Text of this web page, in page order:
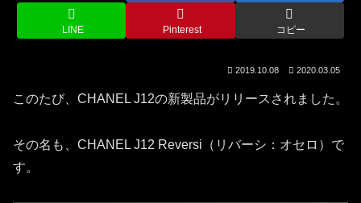
LINE Pinterest コピー
2019.10.08 2020.03.05
このたび、CHANEL J12の新製品がリリースされました。
その名も、CHANEL J12 Reversi（リバーシ：オセロ）で
す。